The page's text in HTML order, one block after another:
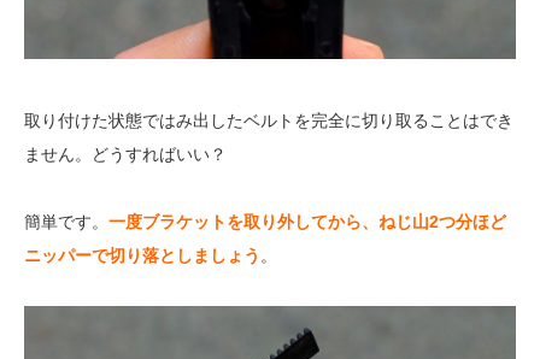
取り付けた状態ではみ出したベルトを完全に切り取ることはでき
ません。どうすればいい？
簡単です。 一度ブラケットを取り外してから、ねじ山2つ分ほど
ニッパーで切り落としましょう 。